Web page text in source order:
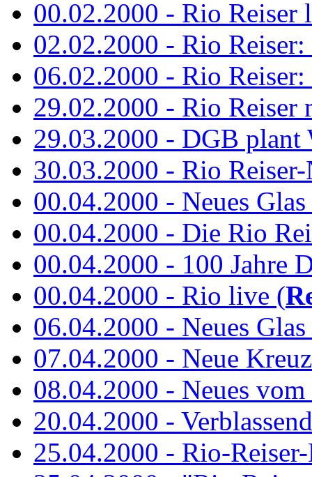
00.02.2000 - Rio Reiser
02.02.2000 - Rio
06.02.2000 - Rio
29.02.2000 - Rio Reiser
29.03.2000 - DGB plant
30.03.2000 - Rio
00.04.2000 - Neues
00.04.2000 - Die Rio
00.04.2000 - 100 Jahre
00.04.2000 - Rio live (
06.04.2000 - Neues
07.04.2000 - Neue
08.04.2000 - Neues
20.04.2000 -
25.04.2000 - Rio-